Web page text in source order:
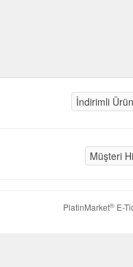
İndirimli
Müşteri
PlatinMarket®E-